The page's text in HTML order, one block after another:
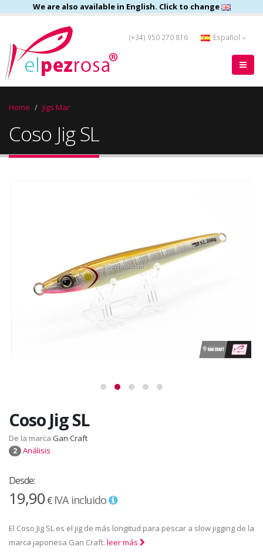
We are also available in English. Click to change
(+34) 950 270 816 Español
Home Jigs Mar
Coso Jig SL
Coso Jig SL
De la marca Gan Craft
2 Análisis
Desde:
19,90€ IVA incluido
El Coso Jig SL es el jig de más longitud para pescar a slow jigging de la
marca japonesa Gan Craft. leer más